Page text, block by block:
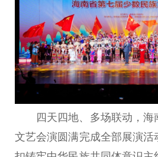
四天四地、多场联动，
文艺会演圆满完成全部展演活